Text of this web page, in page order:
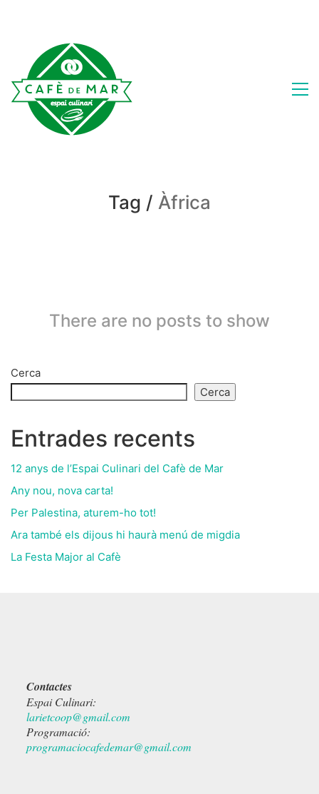
Tag / Àfrica
There are no posts to show
Cerca
Cerca
Entrades recents
12 anys de l’Espai Culinari del Cafè de Mar
Any nou, nova carta!
Per Palestina, aturem-ho tot!
Ara també els dijous hi haurà menú de migdia
La Festa Major al Cafè
Contactes
Espai Culinari:
larietcoop@gmail.com
Programació:
programaciocafedemar@gmail.com